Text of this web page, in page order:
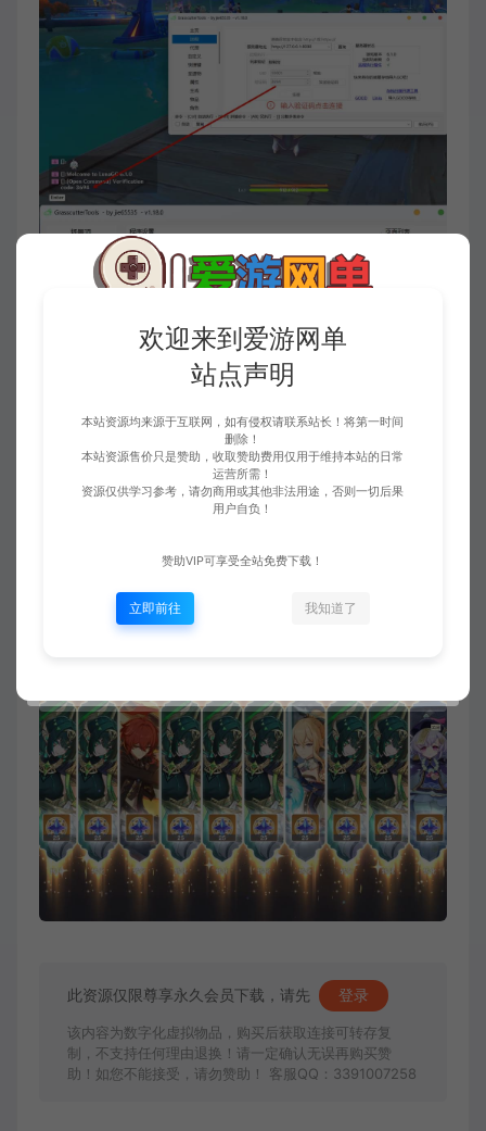
此资源仅限尊享永久会员下载，请先 登录
该内容为数字化虚拟物品，购买后获取连接可转存复
制，不支持任何理由退换！请一定确认无误再购买赞
助！如您不能接受，请勿赞助！ 客服QQ：3391007258
欢迎来到爱游网单
站点声明
本站资源均来源于互联网，如有侵权请联系站长！将第一时间
删除！
本站资源售价只是赞助，收取赞助费用仅用于维持本站的日常
运营所需！
资源仅供学习参考，请勿商用或其他非法用途，否则一切后果
用户自负！
赞助VIP可享受全站免费下载！
立即前往 我知道了